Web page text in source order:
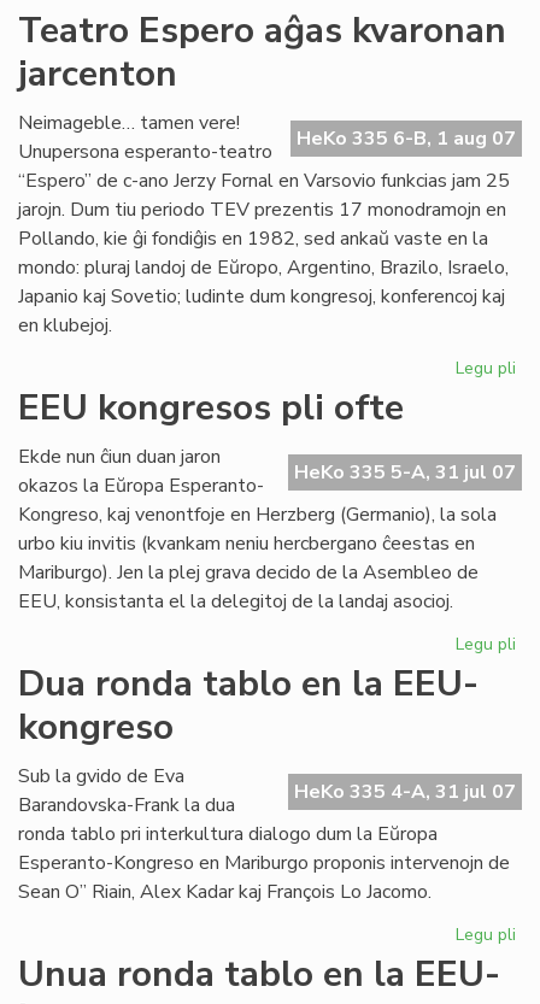
Teatro Espero aĝas kvaronan
jarcenton
HeKo 335 6-B, 1 aug 07
Neimageble… tamen vere!
Unupersona esperanto-teatro
“Espero” de c-ano Jerzy Fornal en Varsovio funkcias jam 25
jarojn. Dum tiu periodo TEV prezentis 17 monodramojn en
Pollando, kie ĝi fondiĝis en 1982, sed ankaŭ vaste en la
mondo: pluraj landoj de Eŭropo, Argentino, Brazilo, Israelo,
Japanio kaj Sovetio; ludinte dum kongresoj, konferencoj kaj
en klubejoj.
Legu pli
EEU kongresos pli ofte
HeKo 335 5-A, 31 jul 07
Ekde nun ĉiun duan jaron
okazos la Eŭropa Esperanto-
Kongreso, kaj venontfoje en Herzberg (Germanio), la sola
urbo kiu invitis (kvankam neniu hercbergano ĉeestas en
Mariburgo). Jen la plej grava decido de la Asembleo de
EEU, konsistanta el la delegitoj de la landaj asocioj.
Legu pli
Dua ronda tablo en la EEU-
kongreso
HeKo 335 4-A, 31 jul 07
Sub la gvido de Eva
Barandovska-Frank la dua
ronda tablo pri interkultura dialogo dum la Eŭropa
Esperanto-Kongreso en Mariburgo proponis intervenojn de
Sean O” Riain, Alex Kadar kaj François Lo Jacomo.
Legu pli
Unua ronda tablo en la EEU-